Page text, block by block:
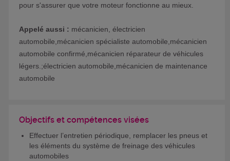
pour s'assurer que votre moteur fonctionne au mieux.
Appelé aussi : mécanicien, électricien
automobile,mécanicien spécialiste automobile,mécanicien
automobile confirmé,mécanicien réparateur de véhicules
légers.;électricien automobile,mécanicien de maintenance
automobile
Objectifs et compétences visées
Effectuer l’entretien périodique, remplacer les pneus et
les éléments du système de freinage des véhicules
automobiles